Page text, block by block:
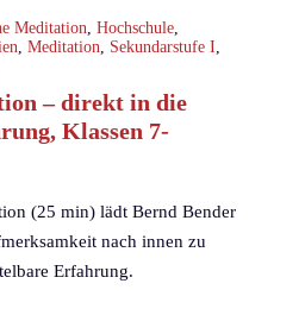
Meditation, Hochschule,
, Meditation, Sekundarstufe I,
– direkt in die
Klassen 7-
(25 min) lädt Bernd Bender
nach innen zu
Erfahrung.